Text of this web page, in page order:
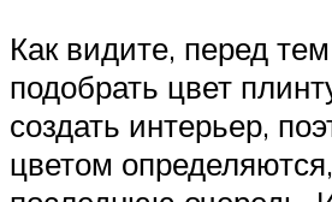
Как видите, перед
подобрать цвет
создать интерьер,
цветом